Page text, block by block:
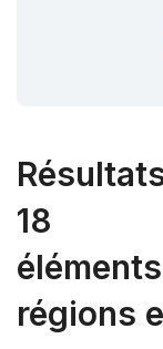
18
régions